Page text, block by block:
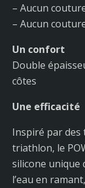
– Aucun
– Aucun
Un confort
Double
côtes
Une efficacité
Inspiré par des
triathlon, le
silicone unique
l’eau en